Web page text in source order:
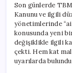
Son günlerde
Kanunu ve ilgili
yönetimlerinde
konusunda yeni
değişiklikle ilgili
çekti. Hem kat
uyarılarda